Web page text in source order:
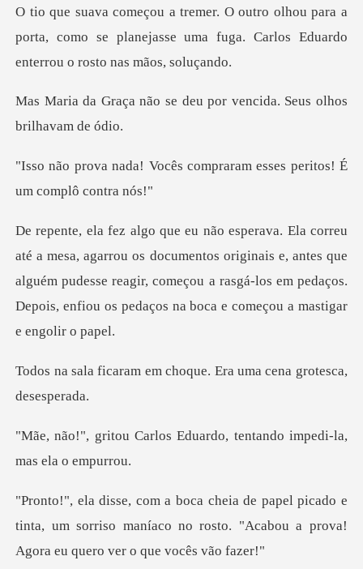
para a
porta, como se planejasse uma fuga. Car
e deu por vencida. Seus
ês compraram esses perito
documentos originais e, antes que
alguém pudesse reagir, começou a rasgá-los em
em choque. Era uma cen
s Eduardo, tentando imped
cado e
tinta, um sorriso maníaco no rosto. "Acabou